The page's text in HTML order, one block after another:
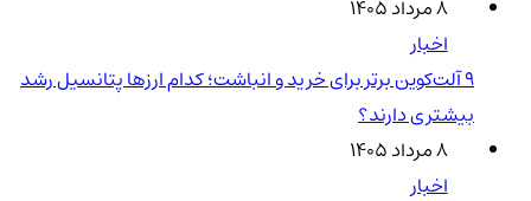
۸ مرداد ۱۴۰۵
اخبار
۹ آلت‌کوین برتر برای خرید و انباشت؛ کدام ارزها پتانسیل رشد
بیشتری دارند؟
۸ مرداد ۱۴۰۵
اخبار